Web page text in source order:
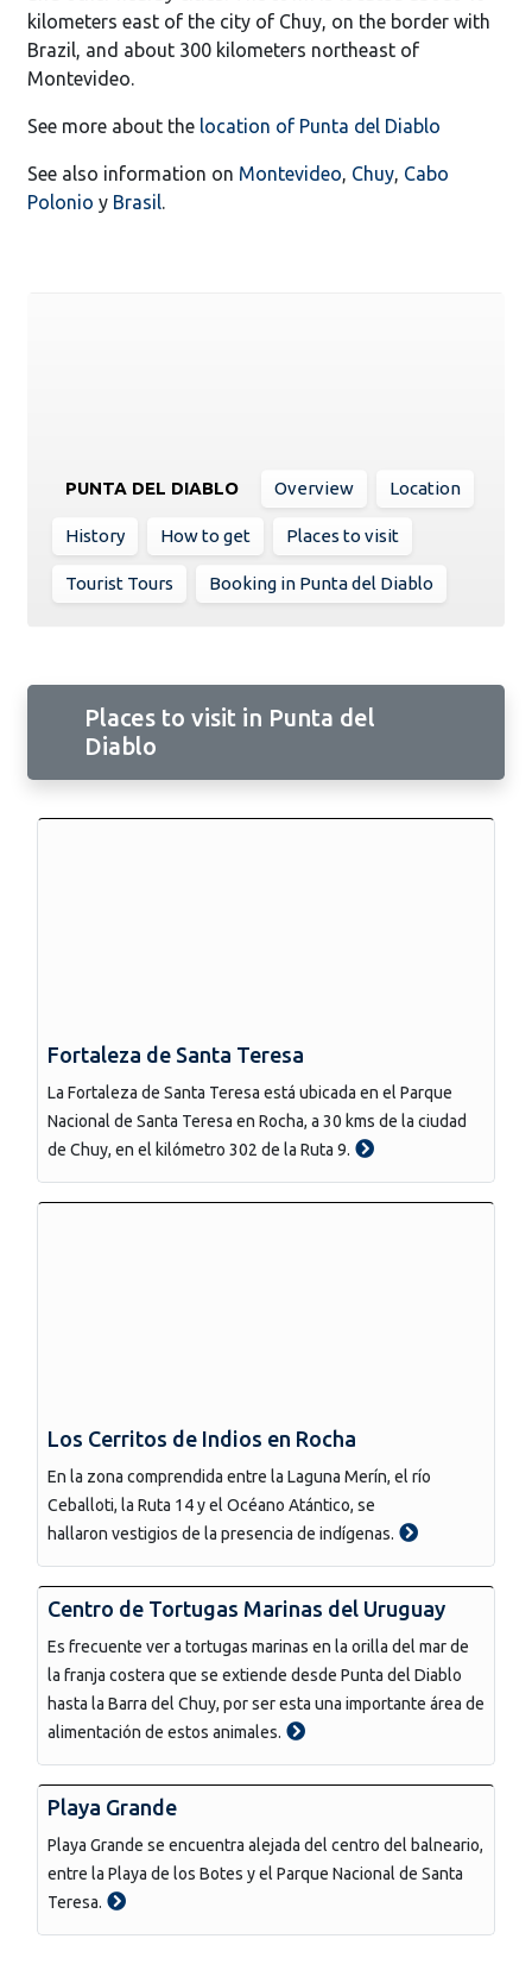
kilometers east of the city of Chuy, on the border with
Brazil, and about 300 kilometers northeast of
Montevideo.
See more about the location of Punta del Diablo
See also information on Montevideo, Chuy, Cabo
Polonio y Brasil.
PUNTA DEL DIABLO Overview Location
History How to get Places to visit
Tourist Tours Booking in Punta del Diablo
Places to visit in Punta del
Diablo
Fortaleza de Santa Teresa
La Fortaleza de Santa Teresa está ubicada en el Parque
Nacional de Santa Teresa en Rocha, a 30 kms de la ciudad
de Chuy, en el kilómetro 302 de la Ruta 9.
Los Cerritos de Indios en Rocha
En la zona comprendida entre la Laguna Merín, el río
Ceballoti, la Ruta 14 y el Océano Atántico, se
hallaron vestigios de la presencia de indígenas.
Centro de Tortugas Marinas del Uruguay
Es frecuente ver a tortugas marinas en la orilla del mar de
la franja costera que se extiende desde Punta del Diablo
hasta la Barra del Chuy, por ser esta una importante área de
alimentación de estos animales.
Playa Grande
Playa Grande se encuentra alejada del centro del balneario,
entre la Playa de los Botes y el Parque Nacional de Santa
Teresa.